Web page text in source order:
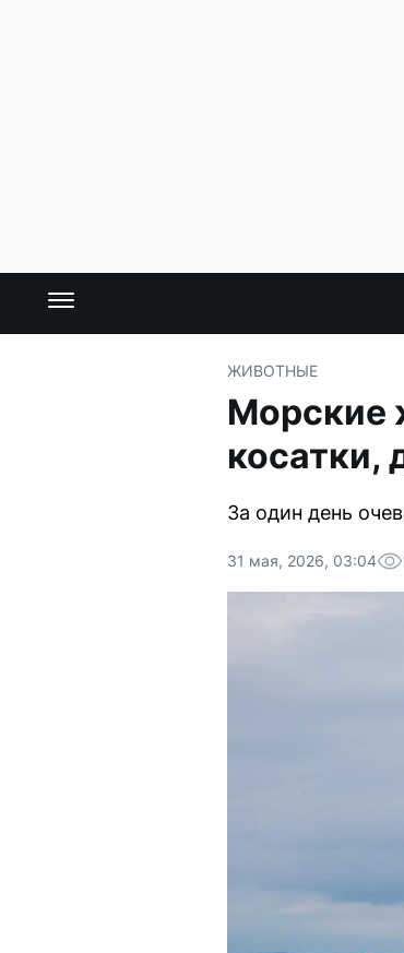
ЖИВОТНЫЕ
Морские
косатки,
За один день
31 мая, 2026, 03:04